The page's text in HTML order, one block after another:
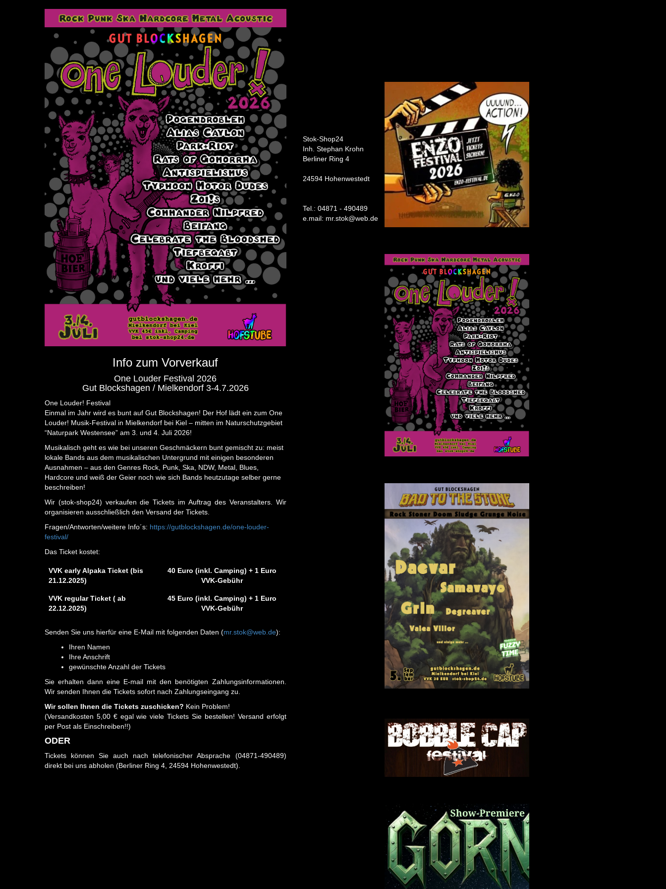
Info zum Vorverkauf
One Louder Festival 2026
Gut Blockshagen / Mielkendorf 3-4.7.2026
One Louder! Festival
Einmal im Jahr wird es bunt auf Gut Blockshagen! Der Hof lädt ein zum One
Louder! Musik-Festival in Mielkendorf bei Kiel – mitten im Naturschutzgebiet
“Naturpark Westensee” am 3. und 4. Juli 2026!
Musikalisch geht es wie bei unseren Geschmäckern bunt gemischt zu: meist
lokale Bands aus dem musikalischen Untergrund mit einigen besonderen
Ausnahmen – aus den Genres Rock, Punk, Ska, NDW, Metal, Blues,
Hardcore und weiß der Geier noch wie sich Bands heutzutage selber gerne
beschreiben!
Wir (stok-shop24) verkaufen die Tickets im Auftrag des Veranstalters. Wir
organisieren ausschließlich den Versand der Tickets.
Fragen/Antworten/weitere Info´s: https://gutblockshagen.de/one-louder-
festival/
Das Ticket kostet:
VVK early Alpaka Ticket (bis
21.12.2025)
40 Euro (inkl. Camping) + 1 Euro
VVK-Gebühr
VVK regular Ticket ( ab
22.12.2025)
45 Euro (inkl. Camping) + 1 Euro
VVK-Gebühr
Senden Sie uns hierfür eine E-Mail mit folgenden Daten (mr.stok@web.de):
Ihren Namen
Ihre Anschrift
gewünschte Anzahl der Tickets
Sie erhalten dann eine E-mail mit den benötigten Zahlungsinformationen.
Wir senden Ihnen die Tickets sofort nach Zahlungseingang zu.
Wir sollen Ihnen die Tickets zuschicken? Kein Problem!
(Versandkosten 5,00 € egal wie viele Tickets Sie bestellen! Versand erfolgt
per Post als Einschreiben!!)
ODER
Tickets können Sie auch nach telefonischer Absprache (04871-490489)
direkt bei uns abholen (Berliner Ring 4, 24594 Hohenwestedt).
Stok-Shop24
Inh. Stephan Krohn
Berliner Ring 4
24594 Hohenwestedt
Tel.: 04871 - 490489
e.mail: mr.stok@web.de